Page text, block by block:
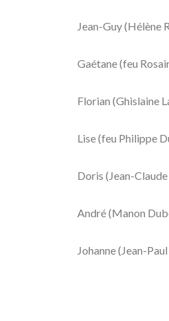
Jean-Guy (Hélène
Gaétane (feu
Florian (Ghislaine
Lise (feu Philippe
Doris (Jean-
André (Manon
Johanne (Jean-